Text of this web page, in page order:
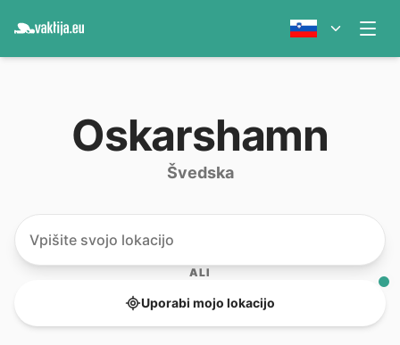
Oskarshamn
Švedska
ALI
Uporabi mojo lokacijo